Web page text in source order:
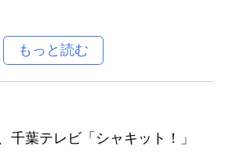
千葉テレビ「シャキット！」